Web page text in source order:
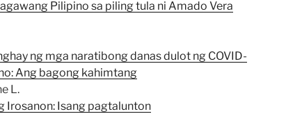
Pilipino sa piling tula ni Amado Vera
ng mga naratibong danas dulot ng COVID-
Ang bagong kahimtang
L.
Irosanon: Isang pagtalunton